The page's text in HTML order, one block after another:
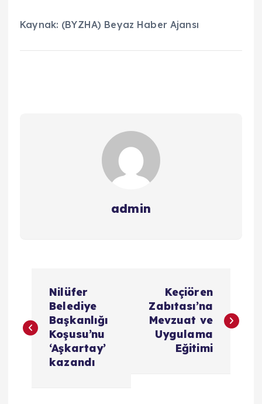
Kaynak: (BYZHA) Beyaz Haber Ajansı
admin
z
Nilüfer
Belediye
Başkanlığı
Koşusu’nu
‘Aşkartay’
kazandı
Keçiören
Zabıtası’na
Mevzuat ve
Uygulama
Eğitimi